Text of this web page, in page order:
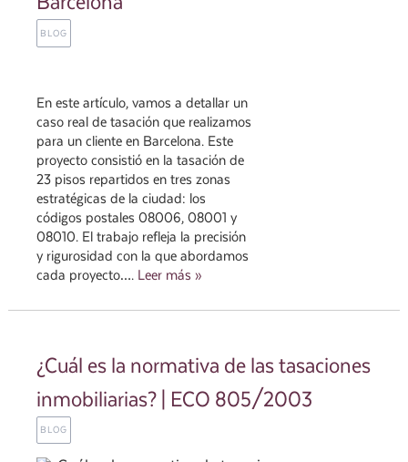
BLOG
En este artículo, vamos a detallar un
caso real de tasación que realizamos
para un cliente en Barcelona. Este
proyecto consistió en la tasación de
23 pisos repartidos en tres zonas
estratégicas de la ciudad: los
códigos postales 08006, 08001 y
08010. El trabajo refleja la precisión
y rigurosidad con la que abordamos
cada proyecto…. Leer más »
¿Cuál es la normativa de las tasaciones
inmobiliarias? | ECO 805/2003
BLOG